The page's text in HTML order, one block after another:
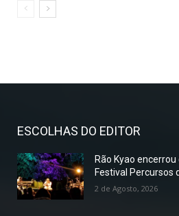
ESCOLHAS DO EDITOR
Rão Kyao
Festival Percursos
2 de Agosto, 2026